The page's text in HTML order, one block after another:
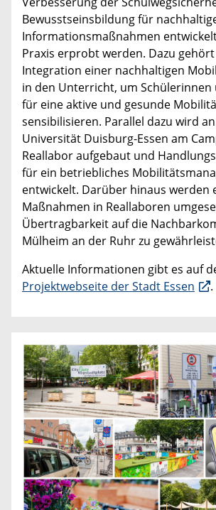
Bewusstseinsbildung für
Informationsmaßnahmen
Praxis erprobt werden. Dazu
Integration einer nachhaltigen
in den Unterricht, um Schülerinnen
für eine aktive und gesunde
sensibilisieren. Parallel dazu wird
Universität Duisburg-Essen am
Reallabor aufgebaut und
für ein betriebliches
entwickelt. Darüber hinaus werden
Maßnahmen in Reallaboren
Übertragbarkeit auf die
Mülheim an der Ruhr zu
Aktuelle Informationen gibt es auf
Projektwebseite der Stadt Essen
.